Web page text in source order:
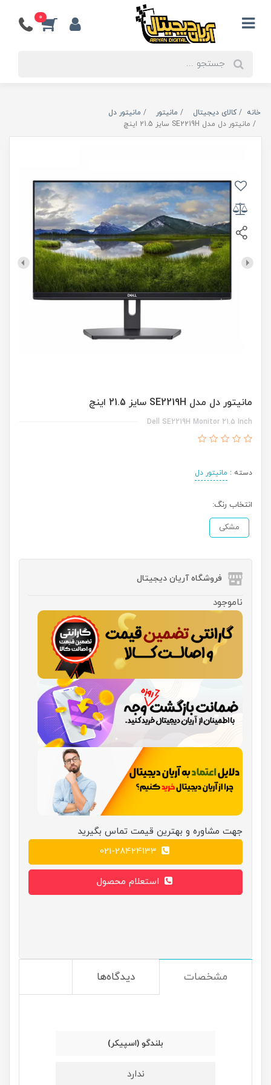
0
خانه کالای دیجیتال مانیتور
مانیتور دل
مانیتور دل مدل SE2219H سایز 21.5 اینچ
مانیتور دل مدل SE2219H سایز 21.5 اینچ
Dell SE2219H Monitor 21.5 Inch
دسته : مانیتور دل
انتخاب رنگ:
مشکی
فروشگاه آریان دیجیتال
ناموجود
جهت مشاوره و بهترین قیمت تماس بگیرید
مشخصات دیدگاه‌ها
بلندگو (اسپیکر)
ندارد